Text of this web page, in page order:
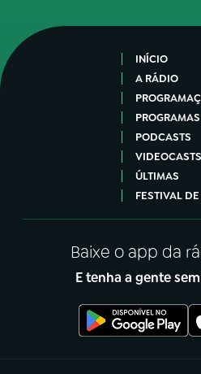
INÍCIO
A RÁDIO
PROGRAMAS
PODCASTS
VIDEOCASTS
ÚLTIMAS
FESTIVAL
Baixe o app da
E tenha a gente